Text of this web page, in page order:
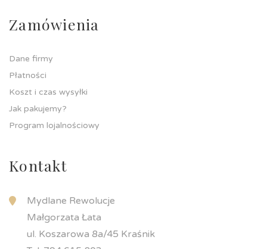
Zamówienia
Dane firmy
Płatności
Koszt i czas wysyłki
Jak pakujemy?
Program lojalnościowy
Kontakt
Mydlane Rewolucje
Małgorzata Łata
ul. Koszarowa 8a/45 Kraśnik